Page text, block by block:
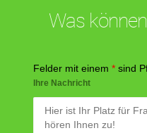
Was
Felder mit einem * sind
Ihre Nachricht